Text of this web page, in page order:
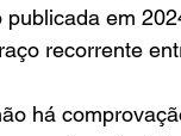
publicada em
recorrente
há